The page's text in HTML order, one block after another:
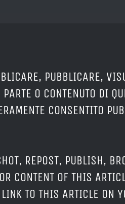
PUBBLICARE,
O CONTENUTO DI
CONSENTITO
REPOST, PUBLISH,
CONTENT OF THIS
TO THIS ARTICLE ON